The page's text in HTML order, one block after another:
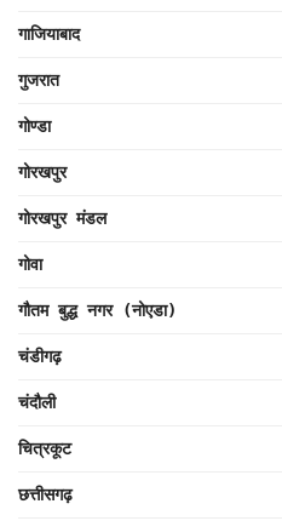
गाजियाबाद
गुजरात
गोण्डा
गोरखपुर
गोरखपुर मंडल
गोवा
गौतम बुद्ध नगर (नोएडा)
चंडीगढ़
चंदौली
चित्रकूट
छत्तीसगढ़